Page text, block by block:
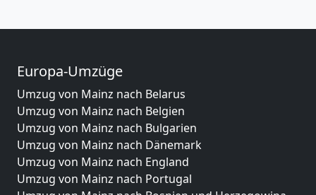
Europa-Umzüge
Umzug von Mainz nach Belarus
Umzug von Mainz nach Belgien
Umzug von Mainz nach Bulgarien
Umzug von Mainz nach Dänemark
Umzug von Mainz nach England
Umzug von Mainz nach Portugal